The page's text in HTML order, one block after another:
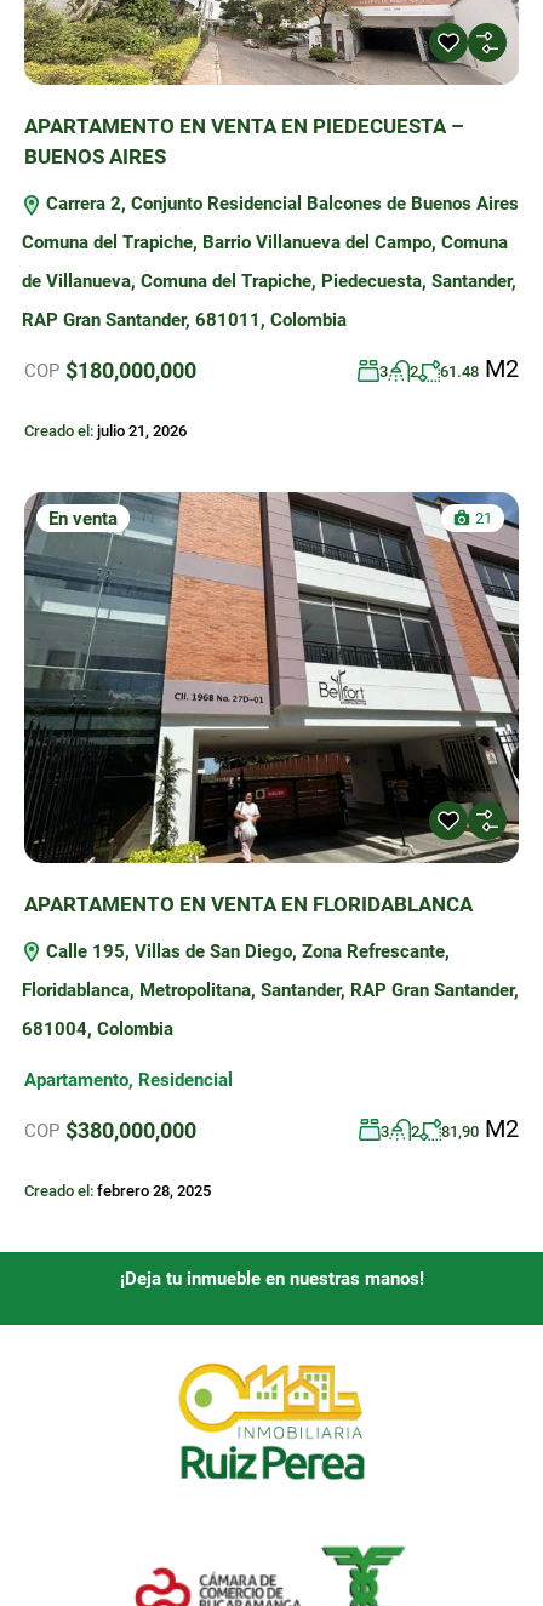
APARTAMENTO EN VENTA EN PIEDECUESTA –
BUENOS AIRES
Carrera 2, Conjunto Residencial Balcones de Buenos Aires
Comuna del Trapiche, Barrio Villanueva del Campo, Comuna
de Villanueva, Comuna del Trapiche, Piedecuesta, Santander,
RAP Gran Santander, 681011, Colombia
COP $180,000,000 3 2 61.48 M2
Creado el: julio 21, 2026
En venta 21
APARTAMENTO EN VENTA EN FLORIDABLANCA
Calle 195, Villas de San Diego, Zona Refrescante,
Floridablanca, Metropolitana, Santander, RAP Gran Santander,
681004, Colombia
Apartamento, Residencial
COP $380,000,000 3 2 81,90 M2
Creado el: febrero 28, 2025
¡Deja tu inmueble en nuestras manos!